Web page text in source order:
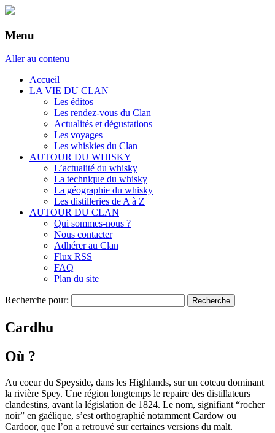
Menu
Aller au contenu
Accueil
LA VIE DU CLAN
Les éditos
Les rendez-vous du Clan
Actualités et dégustations
Les voyages
Les whiskies du Clan
AUTOUR DU WHISKY
L’actualité du whisky
La technique du whisky
La géographie du whisky
Les distilleries de A à Z
AUTOUR DU CLAN
Qui sommes-nous ?
Nous contacter
Adhérer au Clan
Flux RSS
FAQ
Plan du site
Recherche pour:
Cardhu
Où ?
Au coeur du Speyside, dans les Highlands, sur un coteau dominant
la rivière Spey. Une région longtemps le repaire des distillateurs
clandestins, avant la législation de 1824. Le nom, signifiant “rocher
noir” en gaélique, s’est orthographié notamment Cardow ou
Cardoor, que l’on a retrouvé sur certaines versions du malt.